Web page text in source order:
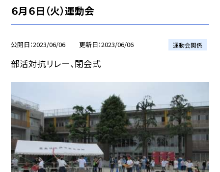
６月６日（火）運動会
公開日 2023/06/06 更新日 2023/06/06 運動会関係
部活対抗リレー、閉会式